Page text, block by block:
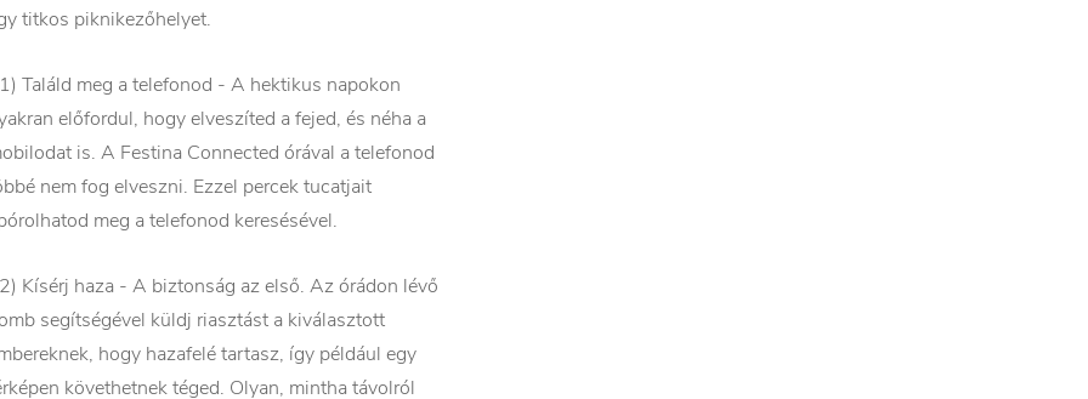
titkos piknikezőhelyet.
Találd meg a telefonod - A hektikus napokon
előfordul, hogy elveszíted a fejed, és néha a
is. A Festina Connected órával a telefonod
nem fog elveszni. Ezzel percek tucatjait
meg a telefonod keresésével.
Kísérj haza - A biztonság az első. Az órádon lévő
segítségével küldj riasztást a kiválasztott
hogy hazafelé tartasz, így például egy
követhetnek téged. Olyan, mintha távolról